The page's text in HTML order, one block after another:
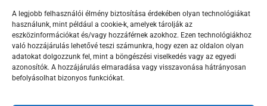
A legjobb felhasználói élmény biztosítása érdekében olyan technológiákat
használunk, mint például a cookie-k, amelyek tárolják az
eszközinformációkat és/vagy hozzáférnek azokhoz. Ezen technológiákhoz
való hozzájárulás lehetővé teszi számunkra, hogy ezen az oldalon olyan
adatokat dolgozzunk fel, mint a böngészési viselkedés vagy az egyedi
azonosítók. A hozzájárulás elmaradása vagy visszavonása hátrányosan
befolyásolhat bizonyos funkciókat.
Élőállat kereskedés
Forgalmazott termékeink
Szaktanácsadás /